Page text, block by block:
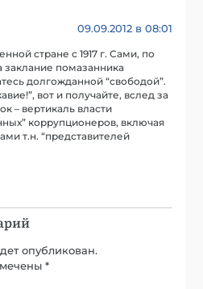
09.09.2012 в 08:01
стране с 1917 г. Сами, по
заклание помазанника
долгожданной “свободой”.
вот и получайте, вслед за
– вертикаль власти
коррупционеров, включая
т.н. “представителей
опубликован.
*